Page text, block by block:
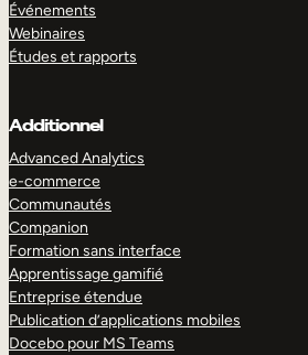
Événements
Webinaires
Études et rapports
Additionnel
Advanced Analytics
e-commerce
Communautés
Companion
Formation sans interface
Apprentissage gamifié
Entreprise étendue
Publication d’applications mobiles
Docebo pour MS Teams